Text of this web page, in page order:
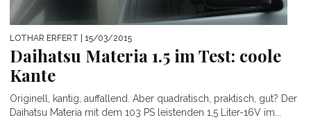
LOTHAR ERFERT | 15/03/2015
Daihatsu Materia 1.5 im Test: coole
Kante
Originell, kantig, auffallend. Aber quadratisch, praktisch, gut? Der
Daihatsu Materia mit dem 103 PS leistenden 1,5 Liter-16V im...